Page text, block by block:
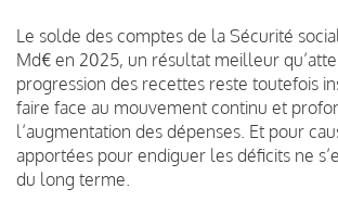
Le solde des comptes de la Sécurité
Md€ en 2025, un résultat meilleur
progression des recettes reste toutefois
faire face au mouvement continu et
l’augmentation des dépenses. Et pour
apportées pour endiguer les déficits ne
du long terme.